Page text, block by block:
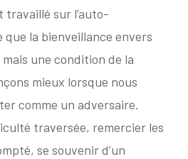
travaillé sur l’auto-
que la bienveillance envers
mais une condition de la
mieux lorsque nous
comme un adversaire.
traversée, remercier les
se souvenir d’un